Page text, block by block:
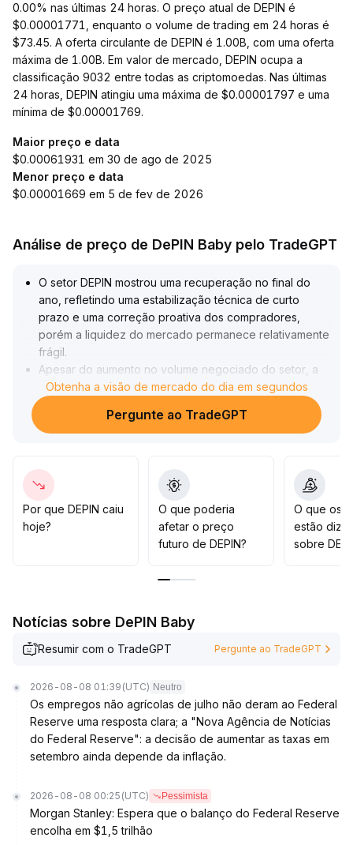
0.00% nas últimas 24 horas. O preço atual de DEPIN é
$0.00001771, enquanto o volume de trading em 24 horas é
$73.45. A oferta circulante de DEPIN é 1.00B, com uma oferta
máxima de 1.00B. Em valor de mercado, DEPIN ocupa a
classificação 9032 entre todas as criptomoedas. Nas últimas
24 horas, DEPIN atingiu uma máxima de $0.00001797 e uma
mínima de $0.00001769.
Maior preço e data
$0.00061931 em 30 de ago de 2025
Menor preço e data
$0.00001669 em 5 de fev de 2026
Análise de preço de DePIN Baby pelo TradeGPT
O setor DEPIN mostrou uma recuperação no final do
ano, refletindo uma estabilização técnica de curto
prazo e uma correção proativa dos compradores,
porém a liquidez do mercado permanece relativamente
frágil.
Apesar do aumento no volume negociado do setor, a
base para recuperação do sentimento é ainda
superficial
Recomenda-se cautela para investidores de curto
móveis e a continuidade dos fluxos de capital; para o
médio e longo prazo, o foco deve estar na expansão
da rede de ativos reais dos projetos e nos avanços da
implementação
Se a liquidez e os fundamentos não apresentarem
15% pode não se transformar em uma tendência de
Obtenha a visão de mercado do dia em segundos
Pergunte ao TradeGPT
Por que DEPIN caiu
hoje?
O que poderia
afetar o preço
futuro de DEPIN?
O que os
estão
sobre
Notícias sobre DePIN Baby
Resumir com o TradeGPT Pergunte ao TradeGPT
2026-08-08 01:39 (UTC) Neutro
Os empregos não agrícolas de julho não deram ao Federal
Reserve uma resposta clara; a "Nova Agência de Notícias
do Federal Reserve": a decisão de aumentar as taxas em
setembro ainda depende da inflação.
2026-08-08 00:25 (UTC) Pessimista
Morgan Stanley: Espera que o balanço do Federal Reserve
encolha em $1,5 trilhão